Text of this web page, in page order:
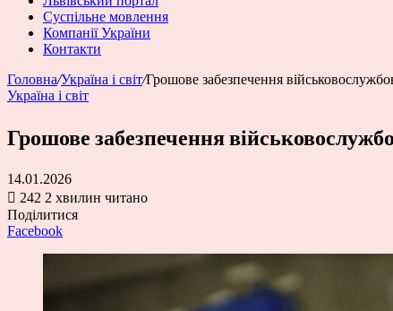
Суспільне мовлення
Компанії України
Контакти
Головна/Україна і світ/Грошове забезпечення
Україна і світ
Грошове забезпечення
14.01.2026
242 2 хвилин читано
Поділитися
Facebook